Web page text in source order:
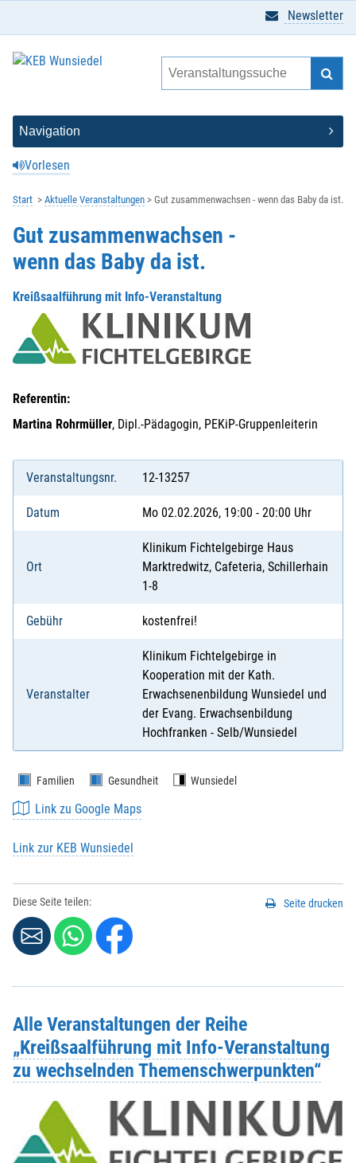
Vorlesen
Newsletter
Start Aktuelle Veranstaltungen Gut zusammenwachsen - wenn das Baby da ist.
Gut zusammenwachsen -
wenn das Baby da ist.
Kreißsaalführung mit Info-Veranstaltung
Referentin:
Martina Rohrmüller, Dipl.-Pädagogin, PEKiP-Gruppenleiterin
Veranstaltungsnr. 12-13257
Datum Mo 02.02.2026, 19:00 - 20:00 Uhr
Ort
Klinikum Fichtelgebirge Haus
Marktredwitz, Cafeteria, Schillerhain
1-8
Gebühr kostenfrei!
Veranstalter
Klinikum Fichtelgebirge in
Kooperation mit der Kath.
Erwachsenenbildung Wunsiedel und
der Evang. Erwachsenbildung
Hochfranken - Selb/Wunsiedel
Familien Gesundheit Wunsiedel
Link zu Google Maps
Link zur KEB Wunsiedel
Diese Seite teilen: Seite drucken
Alle Veranstaltungen der Reihe
„Kreißsaalführung mit Info-Veranstaltung
zu wechselnden Themenschwerpunkten“